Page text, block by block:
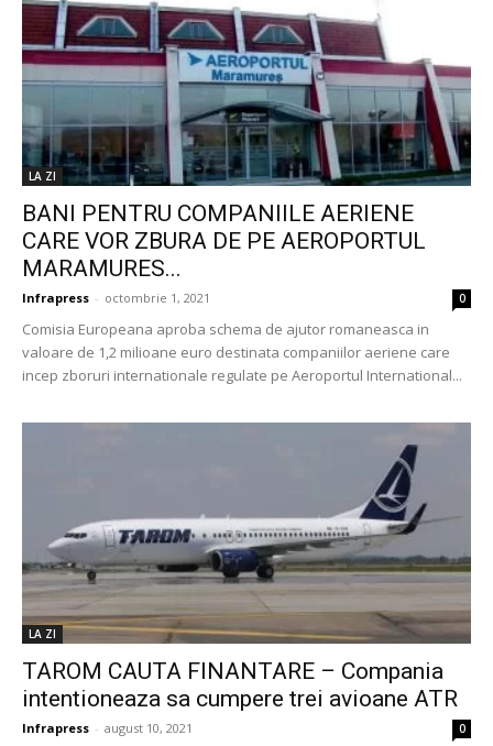
LA ZI
BANI PENTRU COMPANIILE AERIENE
CARE VOR ZBURA DE PE AEROPORTUL
MARAMURES...
Infrapress - octombrie 1, 2021 0
Comisia Europeana aproba schema de ajutor romaneasca in
valoare de 1,2 milioane euro destinata companiilor aeriene care
incep zboruri internationale regulate pe Aeroportul International...
LA ZI
TAROM CAUTA FINANTARE – Compania
intentioneaza sa cumpere trei avioane ATR
Infrapress - august 10, 2021 0